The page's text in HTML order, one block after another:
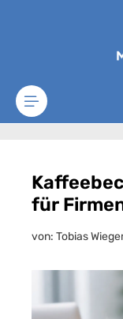
Zum Hauptinhalt
für
von: Tobias